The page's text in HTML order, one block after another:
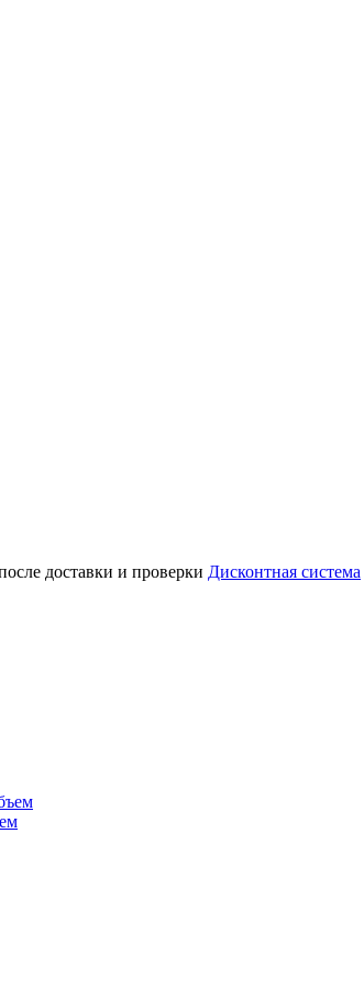
доставки и проверки Дисконтная система